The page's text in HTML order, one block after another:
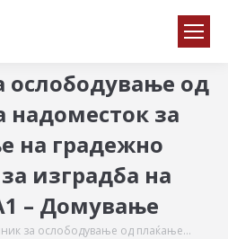
ослободување од
надоместок за
на градежно
изградба на
– Домување
за ослободување од плаќање…